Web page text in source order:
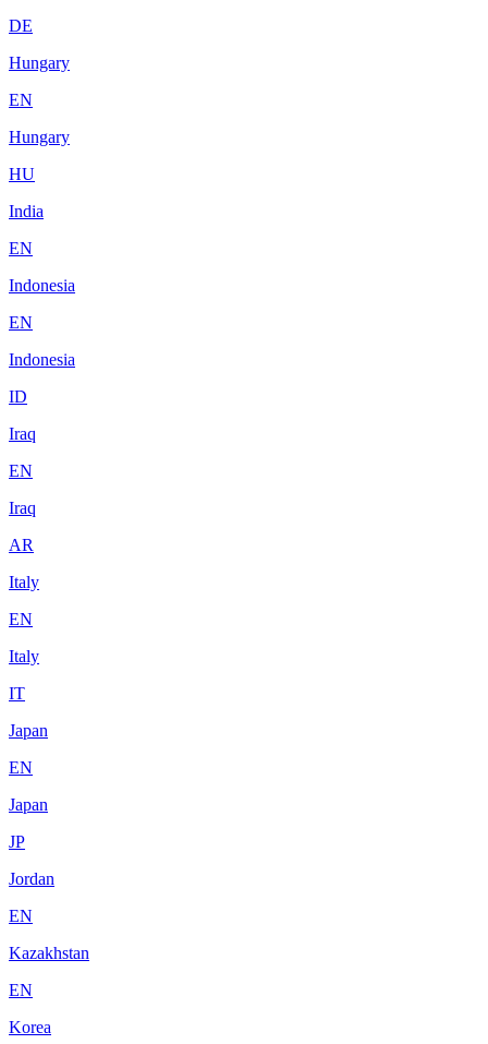
DE
Hungary
EN
Hungary
HU
India
EN
Indonesia
EN
Indonesia
ID
Iraq
EN
Iraq
AR
Italy
EN
Italy
IT
Japan
EN
Japan
JP
Jordan
EN
Kazakhstan
EN
Korea